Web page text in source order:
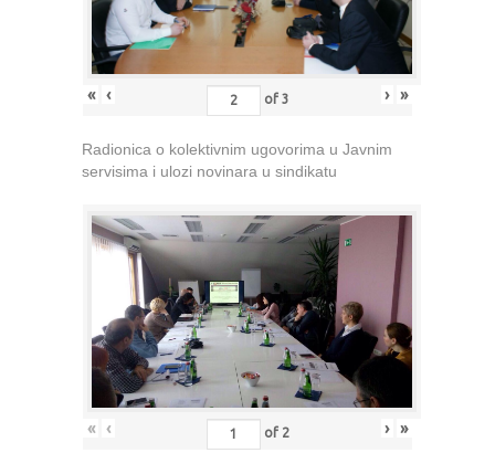
« ‹ of 3 › »
Radionica o kolektivnim ugovorima u Javnim
servisima i ulozi novinara u sindikatu
« ‹ of 2 › »